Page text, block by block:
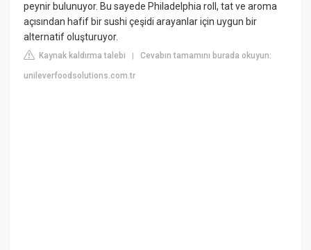
peynir bulunuyor. Bu sayede Philadelphia roll, tat ve aroma
açısından hafif bir sushi çeşidi arayanlar için uygun bir
alternatif oluşturuyor.
Kaynak kaldırma talebi |Cevabın tamamını burada okuyun:
unileverfoodsolutions.com.tr